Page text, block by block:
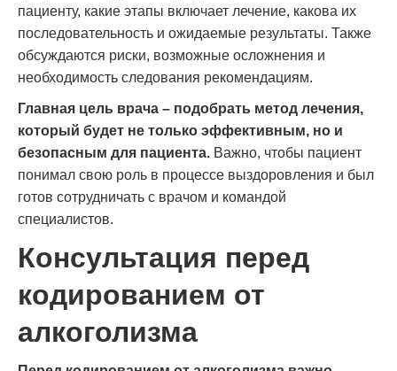
пациенту, какие этапы включает лечение, какова их
последовательность и ожидаемые результаты. Также
обсуждаются риски, возможные осложнения и
необходимость следования рекомендациям.
Главная цель врача – подобрать метод лечения,
который будет не только эффективным, но и
безопасным для пациента. Важно, чтобы пациент
понимал свою роль в процессе выздоровления и был
готов сотрудничать с врачом и командой
специалистов.
Консультация перед
кодированием от
алкоголизма